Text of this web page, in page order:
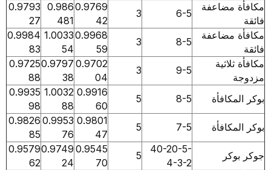
6-5
3
0.9769
42
0.986
481
0.9793
27
8-5
3
0.9968
59
1.0033
54
0.9984
83
9-5
3
0.9702
04
0.9797
38
0.9725
88
8-5
5
0.9916
60
1.0032
88
0.9935
98
7-5
5
0.9801
47
0.9953
76
0.9826
85
40-20-5-
4-3-2
5
0.9545
70
0.9749
24
0.9579
62